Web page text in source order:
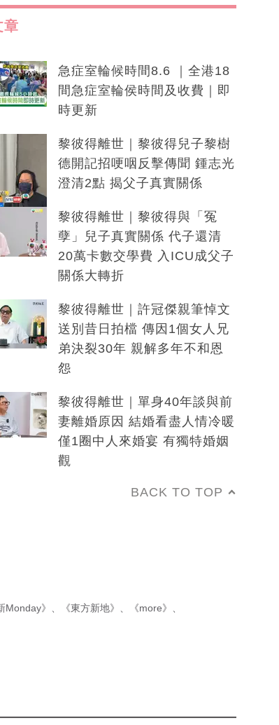
章
急症室輪候時間8.6 ｜全港18
間急症室輪侯時間及收費｜即
時更新
黎彼得離世｜黎彼得兒子黎樹
德開記招哽咽反擊傳聞 鍾志光
澄清2點 揭父子真實關係
黎彼得離世｜黎彼得與「冤
孽」兒子真實關係 代子還清
20萬卡數交學費 入ICU成父子
關係大轉折
黎彼得離世｜許冠傑親筆悼文
送別昔日拍檔 傳因1個女人兄
弟決裂30年 親解多年不和恩
怨
黎彼得離世｜單身40年談與前
妻離婚原因 結婚看盡人情冷暖
僅1圈中人來婚宴 有獨特婚姻
觀
BACK TO TOP
Monday》 《東方新地》 《more》